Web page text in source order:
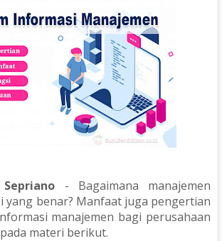
- Bagaimana manajemen
yang benar? Manfaat juga pengertian
manajemen bagi perusahaan
materi berikut.